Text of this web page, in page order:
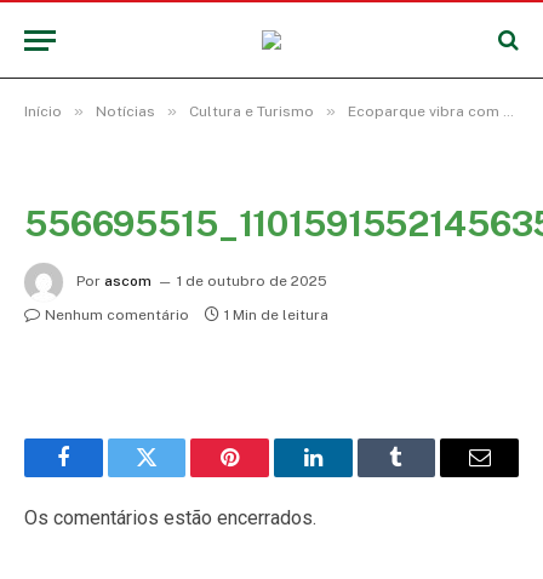
Início » Notícias » Cultura e Turismo » Ecoparque vibra com shows de Gustavo Mioto, Léo Santana, Pedro Sampaio e Liu no Festival do Abacaxi
Por ascom
1 de outubro de 2025
Nenhum comentário
1 Min de leitura
FacebookTwitter Pinterest LinkedInTumblr
E-
Os comentários estão encerrados.